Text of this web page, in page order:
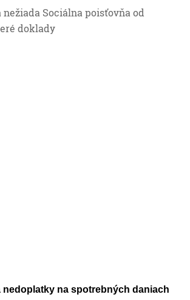
nežiada Sociálna poisťovňa od
doklady
nedoplatky na spotrebných daniach